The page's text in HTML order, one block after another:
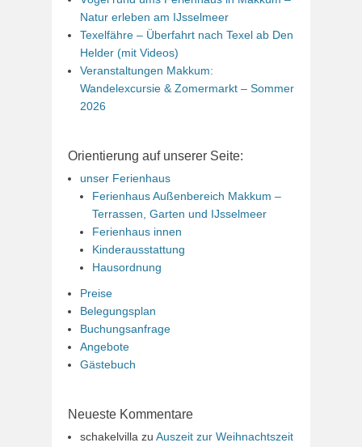
Natur erleben am IJsselmeer
Texelfähre – Überfahrt nach Texel ab Den
Helder (mit Videos)
Veranstaltungen Makkum:
Wandelexcursie & Zomermarkt – Sommer
2026
Orientierung auf unserer Seite:
unser Ferienhaus
Ferienhaus Außenbereich Makkum –
Terrassen, Garten und IJsselmeer
Ferienhaus innen
Kinderausstattung
Hausordnung
Preise
Belegungsplan
Buchungsanfrage
Angebote
Gästebuch
Neueste Kommentare
schakelvilla zu Auszeit zur Weihnachtszeit